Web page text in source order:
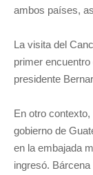
ambos países,
La visita del
primer
presidente
En otro
gobierno de
en la embajada
ingresó.